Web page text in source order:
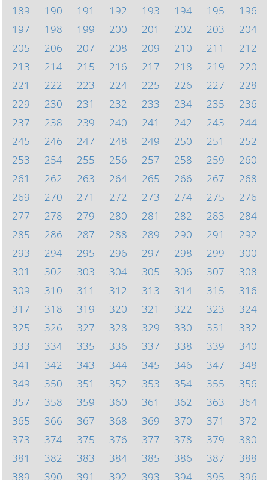
189
190 191 192 193 194 195
196
197
198 199 200 201 202 203
204
205
206 207 208 209 210 211
212
213
214 215 216 217 218 219
220
221
222 223 224 225 226 227
228
229
230 231 232 233 234 235
236
237
238 239 240 241 242 243
244
245
246 247 248 249 250 251
252
253
254 255 256 257 258 259
260
261
262 263 264 265 266 267
268
269
270 271 272 273 274 275
276
277
278 279 280 281 282 283
284
285
286 287 288 289 290 291
292
293
294 295 296 297 298 299
300
301
302 303 304 305 306 307
308
309
310 311 312 313 314 315
316
317
318 319 320 321 322 323
324
325
326 327 328 329 330 331
332
333
334 335 336 337 338 339
340
341
342 343 344 345 346 347
348
349
350 351 352 353 354 355
356
357
358 359 360 361 362 363
364
365
366 367 368 369 370 371
372
373
374 375 376 377 378 379
380
381
382 383 384 385 386 387
388
389
390 391 392 393 394 395 396